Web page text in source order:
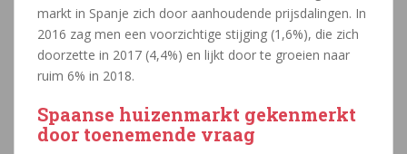
markt in Spanje zich door aanhoudende prijsdalingen. In
2016 zag men een voorzichtige stijging (1,6%), die zich
doorzette in 2017 (4,4%) en lijkt door te groeien naar
ruim 6% in 2018.
Spaanse huizenmarkt gekenmerkt
door toenemende vraag